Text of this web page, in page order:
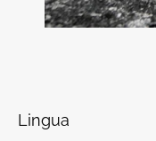
Lingua